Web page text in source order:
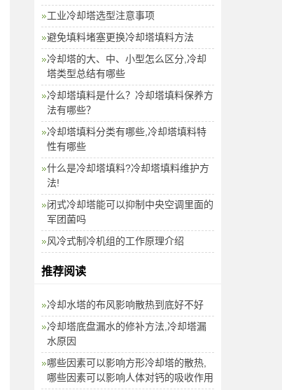
工业冷却塔选型注意事项
避免填料堵塞更换冷却塔填料方法
冷却塔的大、中、小型怎么区分,冷却
塔类型总结有哪些
冷却塔填料是什么？冷却塔填料保养方
法有哪些？
冷却塔填料分类有哪些,冷却塔填料特
性有哪些
什么是冷却塔填料?冷却塔填料维护方
法!
闭式冷却塔能可以抑制中央空调里面的
军团菌吗
风冷式制冷机组的工作原理介绍
推荐阅读
冷却水塔的布风影响散热到底好不好
冷却塔底盘漏水的修补方法,冷却塔漏
水原因
哪些因素可以影响方形冷却塔的散热,
哪些因素可以影响人体对钙的吸收作用